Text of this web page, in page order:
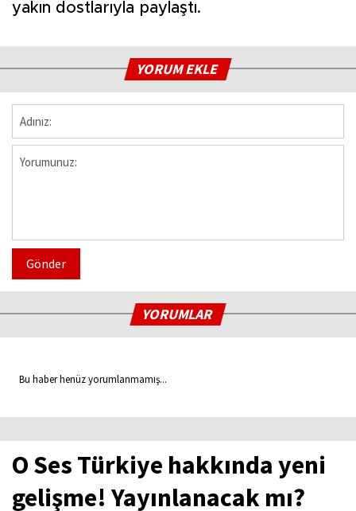
yakın dostlarıyla paylaştı.
YORUM EKLE
Gönder
YORUMLAR
Bu haber henüz yorumlanmamış...
O Ses Türkiye hakkında yeni
gelişme! Yayınlanacak mı?